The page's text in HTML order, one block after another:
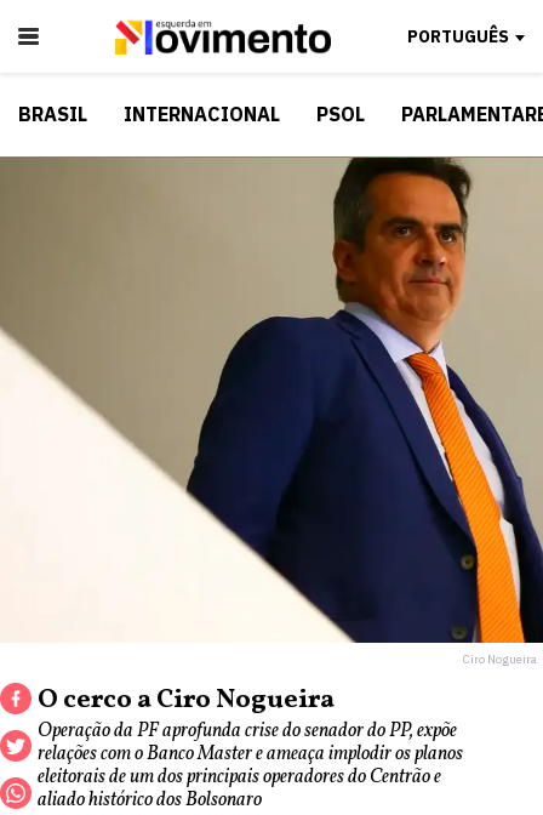
PORTUGUÊS
BRASIL INTERNACIONAL PSOL
Ciro Nogueira
O cerco a Ciro Nogueira
Operação da PF aprofunda crise do senador do PP, expõe
relações com o Banco Master e ameaça implodir os planos
eleitorais de um dos principais operadores do Centrão e
aliado histórico dos Bolsonaro